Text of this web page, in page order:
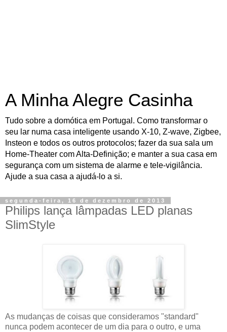
A Minha Alegre Casinha
Tudo sobre a domótica em Portugal. Como transformar o
seu lar numa casa inteligente usando X-10, Z-wave, Zigbee,
Insteon e todos os outros protocolos; fazer da sua sala um
Home-Theater com Alta-Definição; e manter a sua casa em
segurança com um sistema de alarme e tele-vigilância.
Ajude a sua casa a ajudá-lo a si.
segunda-feira, 16 de dezembro de 2013
Philips lança lâmpadas LED planas
SlimStyle
As mudanças de coisas que consideramos "standard"
nunca podem acontecer de um dia para o outro, e uma